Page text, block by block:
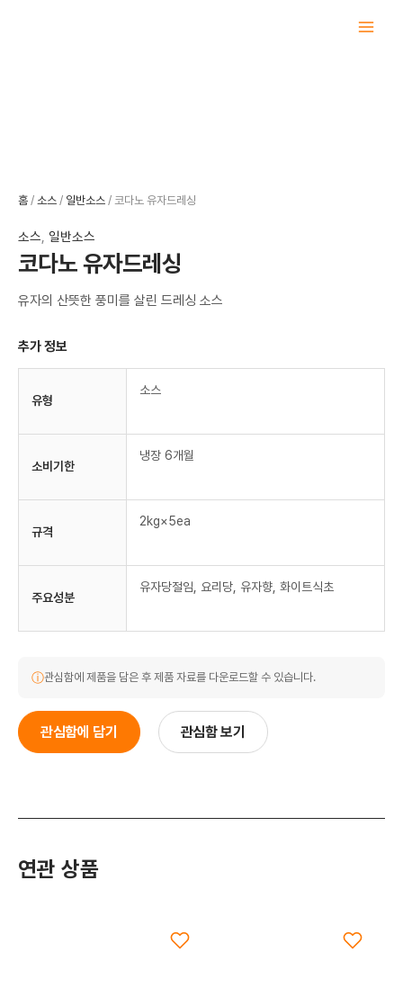
홈 / 소스 / 일반소스 / 코다노 유자드레싱
소스, 일반소스
코다노 유자드레싱
유자의 산뜻한 풍미를 살린 드레싱 소스
추가 정보
유형
소스
소비기한
냉장 6개월
규격
2kg×5ea
주요성분
유자당절임, 요리당, 유자향, 화이트식초
ⓘ관심함에 제품을 담은 후 제품 자료를 다운로드할 수 있습니다.
관심함에 담기 관심함 보기
연관 상품